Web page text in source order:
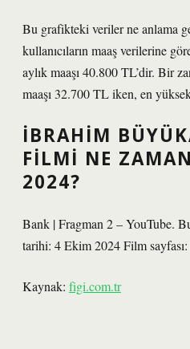
Bu grafikteki veriler ne anlama
kullanıcıların maaş verilerine
aylık maaşı 40.800 TL’dir. Bir
maaşı 32.700 TL iken, en
İBRAHIM
FILMI NE
2024?
Bank | Fragman 2 – YouTube.
tarihi: 4 Ekim 2024 Film sayfası:
Kaynak: figi.com.tr